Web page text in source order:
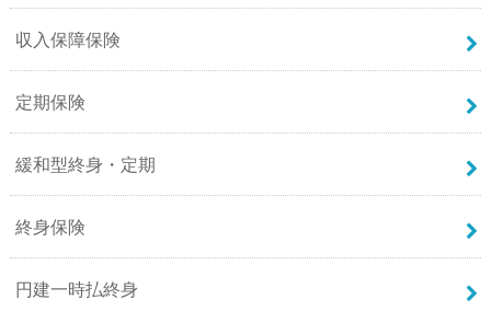
収入保障保険
定期保険
緩和型終身・定期
終身保険
円建一時払終身